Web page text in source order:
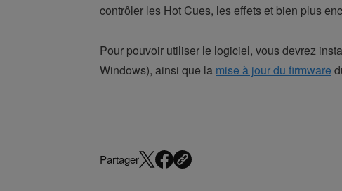
contrôler les Hot Cues, les effets et bien plus
Pour pouvoir utiliser le logiciel, vous devrez
Windows), ainsi que la mise à jour du firmware
Partager